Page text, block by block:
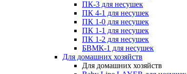
ПК-3 для несушек
ПК 4-1 для несушек
ПК 1-0 для несушек
ПК 1-1 для несушек
ПК 1-2 для несушек
БВМК-1 для несушек
Для домашних хозяйств
Для домашних хозяйств